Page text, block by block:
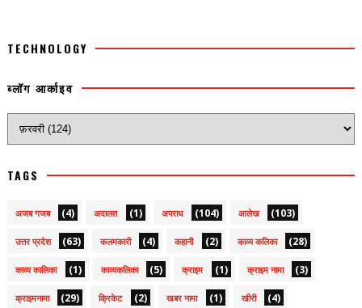
TECHNOLOGY
ब्लॉग आर्काइव
TAGS
अजब गजब (4) अदालत (1) अपराध (104) आलेख (103)
उत्तर प्रदेश (63) कलमकारी (4) कहानी (2) काव्य कलिका (28)
काव्य कालिका (1) काव्यकलिका (5) क्राइम (1) क्राइम नामा (3)
क्राइमनामा (29) क्रिकेट (2) खबर नामा (1) खीरी (4)